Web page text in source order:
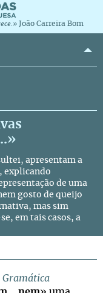
João Carreira Bom
apresentam a
explicando
de uma
gosto de queijo
mas sim
em tais casos, a
Gramática